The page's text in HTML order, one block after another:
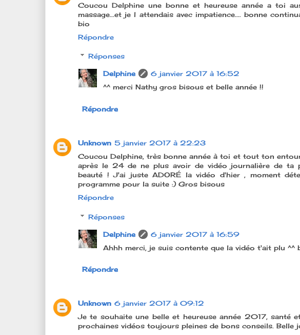
Coucou Delphine une bonne et heureuse année a toi
massage...et je l attendais avec impatience.... bonne
bio
Répondre
Réponses
Delphine
6 janvier 2017 à 16:52
^^ merci Nathy gros bisous et belle année !!
Répondre
Unknown 5 janvier 2017 à 22:23
Coucou Delphine, très bonne année à toi et tout ton
après le 24 de ne plus avoir de vidéo journalière de ta
beauté ! J'ai juste ADORÉ la vidéo d'hier , moment
programme pour la suite :) Gros bisous
Répondre
Réponses
Delphine
6 janvier 2017 à 16:59
Ahhh merci, je suis contente que la vidéo t'ait plu ^^
Répondre
Unknown 6 janvier 2017 à 09:12
Je te souhaite une belle et heureuse année 2017, santé
prochaines vidéos toujours pleines de bons conseils. Belle